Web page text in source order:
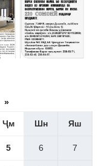
»
Ҷм Шн Яш
5 6 7